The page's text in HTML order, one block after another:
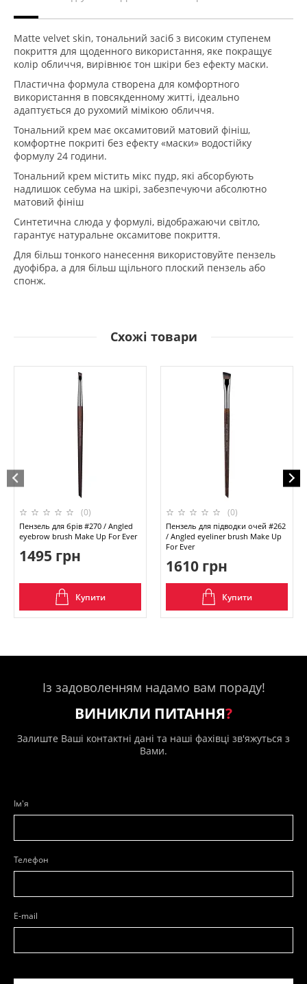
Matte velvet skin, тональний засіб з високим ступенем
покриття для щоденного використання, яке покращує
колір обличчя, вирівнює тон шкіри без ефекту маски.
Пластична формула створена для комфортного
використання в повсякденному житті, ідеально
адаптується до рухомий мімікою обличчя.
Тональний крем має оксамитовий матовий фініш,
комфортне покриті без ефекту «маски» водостійку
формулу 24 години.
Тональний крем містить мікс пудр, які абсорбують
надлишок себума на шкірі, забезпечуючи абсолютно
матовий фініш
Синтетична слюда у формулі, відображаючи світло,
гарантує натуральне оксамитове покриття.
Для більш тонкого нанесення використовуйте пензель
дуофібра, а для більш щільного плоский пензель або
спонж.
Схожі товари
(0)
Пензель для брів #270 / Angled
eyebrow brush Make Up For Ever
1495 грн
Купити
(0)
Пензель для підводки очей #262
/ Angled eyeliner brush Make Up
For Ever
1610 грн
Купити
Із задоволенням надамо вам пораду!
ВИНИКЛИ ПИТАННЯ?
Залиште Ваші контактні дані та наші фахівці зв'яжуться з
Вами.
Ім'я
Телефон
E-mail